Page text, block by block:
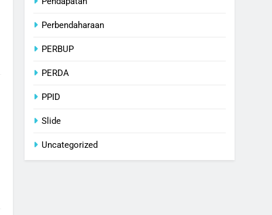
Perbendaharaan
PERBUP
PERDA
PPID
Slide
Uncategorized